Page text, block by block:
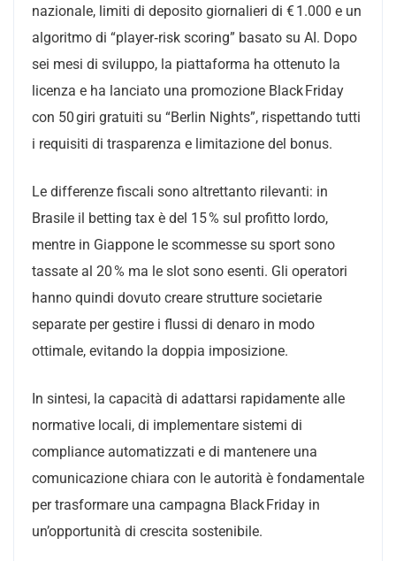
nazionale, limiti di deposito giornalieri di € 1.000 e un
algoritmo di “player‑risk scoring” basato su AI. Dopo
sei mesi di sviluppo, la piattaforma ha ottenuto la
licenza e ha lanciato una promozione Black Friday
con 50 giri gratuiti su “Berlin Nights”, rispettando tutti
i requisiti di trasparenza e limitazione del bonus.
Le differenze fiscali sono altrettanto rilevanti: in
Brasile il betting tax è del 15 % sul profitto lordo,
mentre in Giappone le scommesse su sport sono
tassate al 20 % ma le slot sono esenti. Gli operatori
hanno quindi dovuto creare strutture societarie
separate per gestire i flussi di denaro in modo
ottimale, evitando la doppia imposizione.
In sintesi, la capacità di adattarsi rapidamente alle
normative locali, di implementare sistemi di
compliance automatizzati e di mantenere una
comunicazione chiara con le autorità è fondamentale
per trasformare una campagna Black Friday in
un’opportunità di crescita sostenibile.